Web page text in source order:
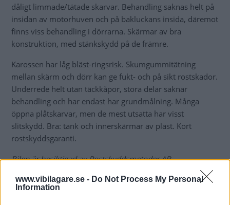
www.vibilagare.se - Do Not Process My Personal
Information
dåligt limmade/tätade skarvar. Behandling saknas helt på
insidan av motorhuven och på bakluckans insida, däremot
finns viss behandling i dörrarna. Skärmar av bra
konstruktion, med stänkskydd på de främre.
Karossen har låg bläst-ringsrisk. Skumgummitätning
mellan skärm och dörr kan ge fukt- och på sikt rostskador.
Underrede helt utan täckkåpor, stora delar saknar
behandling och har endast har grundmålning. Många
öppna plåtskarvar, men de mest utsatta har visst
slitskydd. Bra: tank och innerskärmar av plast. Kort
rostskyddsgaranti.
Bilen är besiktigad av Rostskyddsmetoder AB.
Rostskyddsgaranti:6 år